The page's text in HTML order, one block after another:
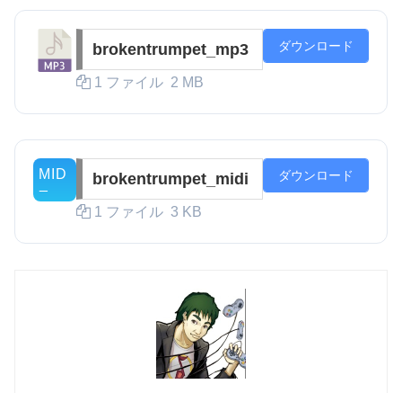
brokentrumpet_mp3
1 ファイル 2 MB
ダウンロード
brokentrumpet_midi
1 ファイル 3 KB
ダウンロード